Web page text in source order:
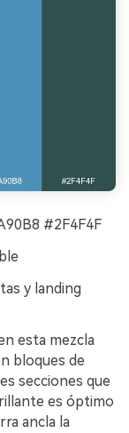
#2F4F4F
y landing
esta mezcla
bloques de
secciones que
es óptimo
ancla la